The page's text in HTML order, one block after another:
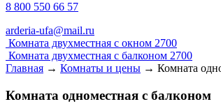
8 800 550 66 57
arderia-ufa@mail.ru
Комната двухместная с окном 2700
Комната двухместная с балконом 2700
Главная → Комнаты и цены → Комната
Комната одноместная c балконом